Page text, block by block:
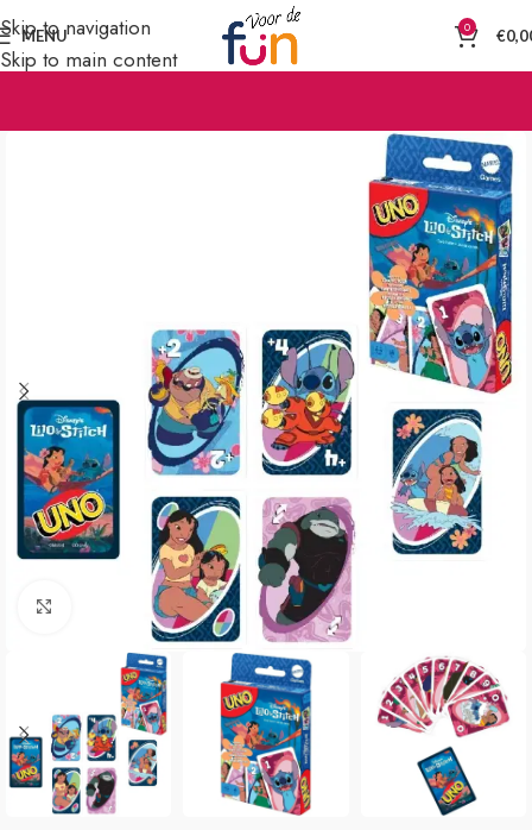
Skip to navigation
Skip to main content
MENU 0 €
Klik om te vergroten